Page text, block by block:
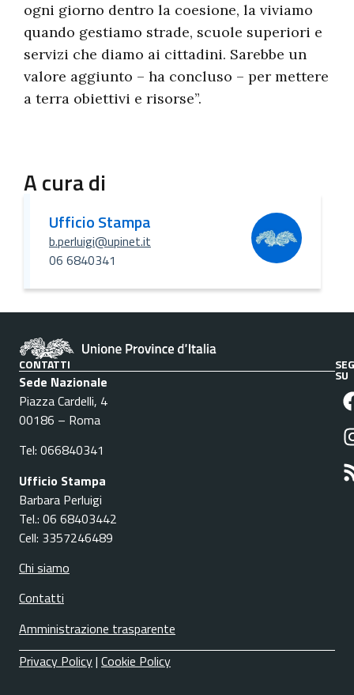
ogni giorno dentro la coesione, la viviamo
quando gestiamo strade, scuole superiori e
servizi che diamo ai cittadini. Sarebbe un
valore aggiunto – ha concluso – per mettere
a terra obiettivi e risorse”.
A cura di
Ufficio Stampa
b.perluigi@upinet.it
06 6840341
CONTATTI
Sede Nazionale
Piazza Cardelli, 4
00186 – Roma
Tel: 066840341
Ufficio Stampa
Barbara Perluigi
Tel.: 06 68403442
Cell: 3357246489
Chi siamo
Contatti
Amministrazione trasparente
SU
Privacy Policy| Cookie Policy